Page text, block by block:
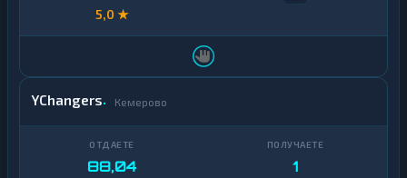
5,0 ★
YChangers Кемерово
88,04 1